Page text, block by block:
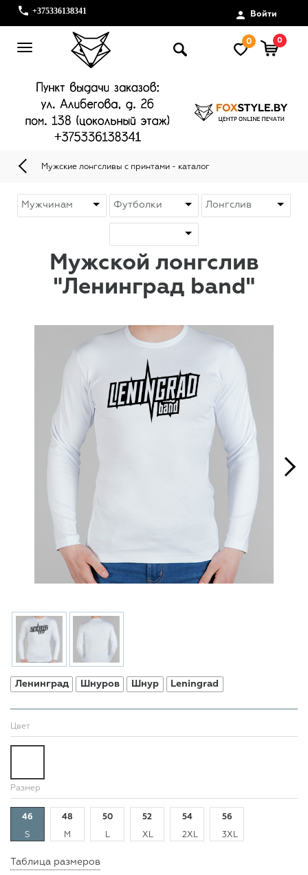
+375336138341 Войти
0 0
Мужские лонгсливы с принтами - каталог
Мужской лонгслив
"Ленинград band"
Ленинград Шнуров Шнур Leningrad
Цвет
Размер
46
S
48
M
50
L
52
XL
54
2XL
56
3XL
Таблица размеров